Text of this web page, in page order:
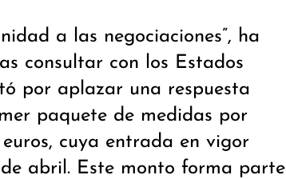
a las negociaciones”, ha
consultar con los Estados
por aplazar una respuesta
paquete de medidas por
cuya entrada en vigor
abril. Este monto forma parte